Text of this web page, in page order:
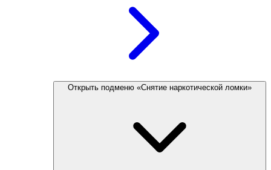
Открыть подменю «Снятие наркотической ломки»